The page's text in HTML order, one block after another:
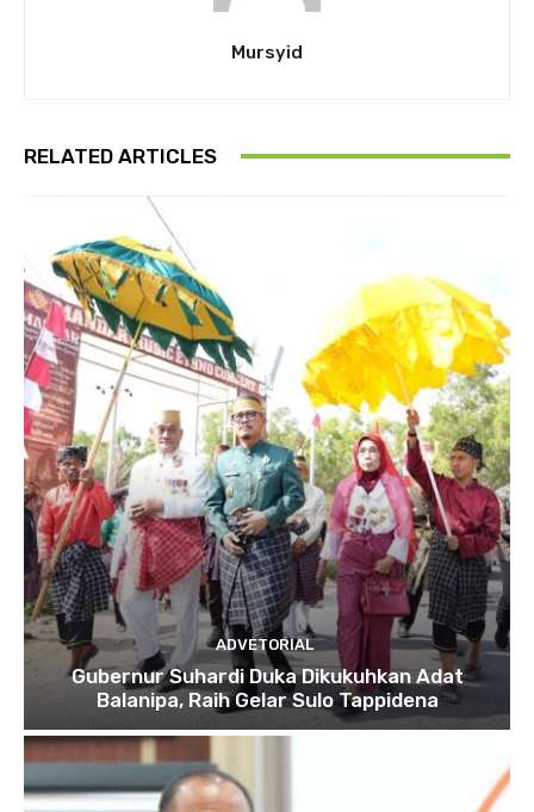
Mursyid
RELATED ARTICLES
ADVETORIAL
Gubernur Suhardi Duka Dikukuhkan Adat
Balanipa, Raih Gelar Sulo Tappidena